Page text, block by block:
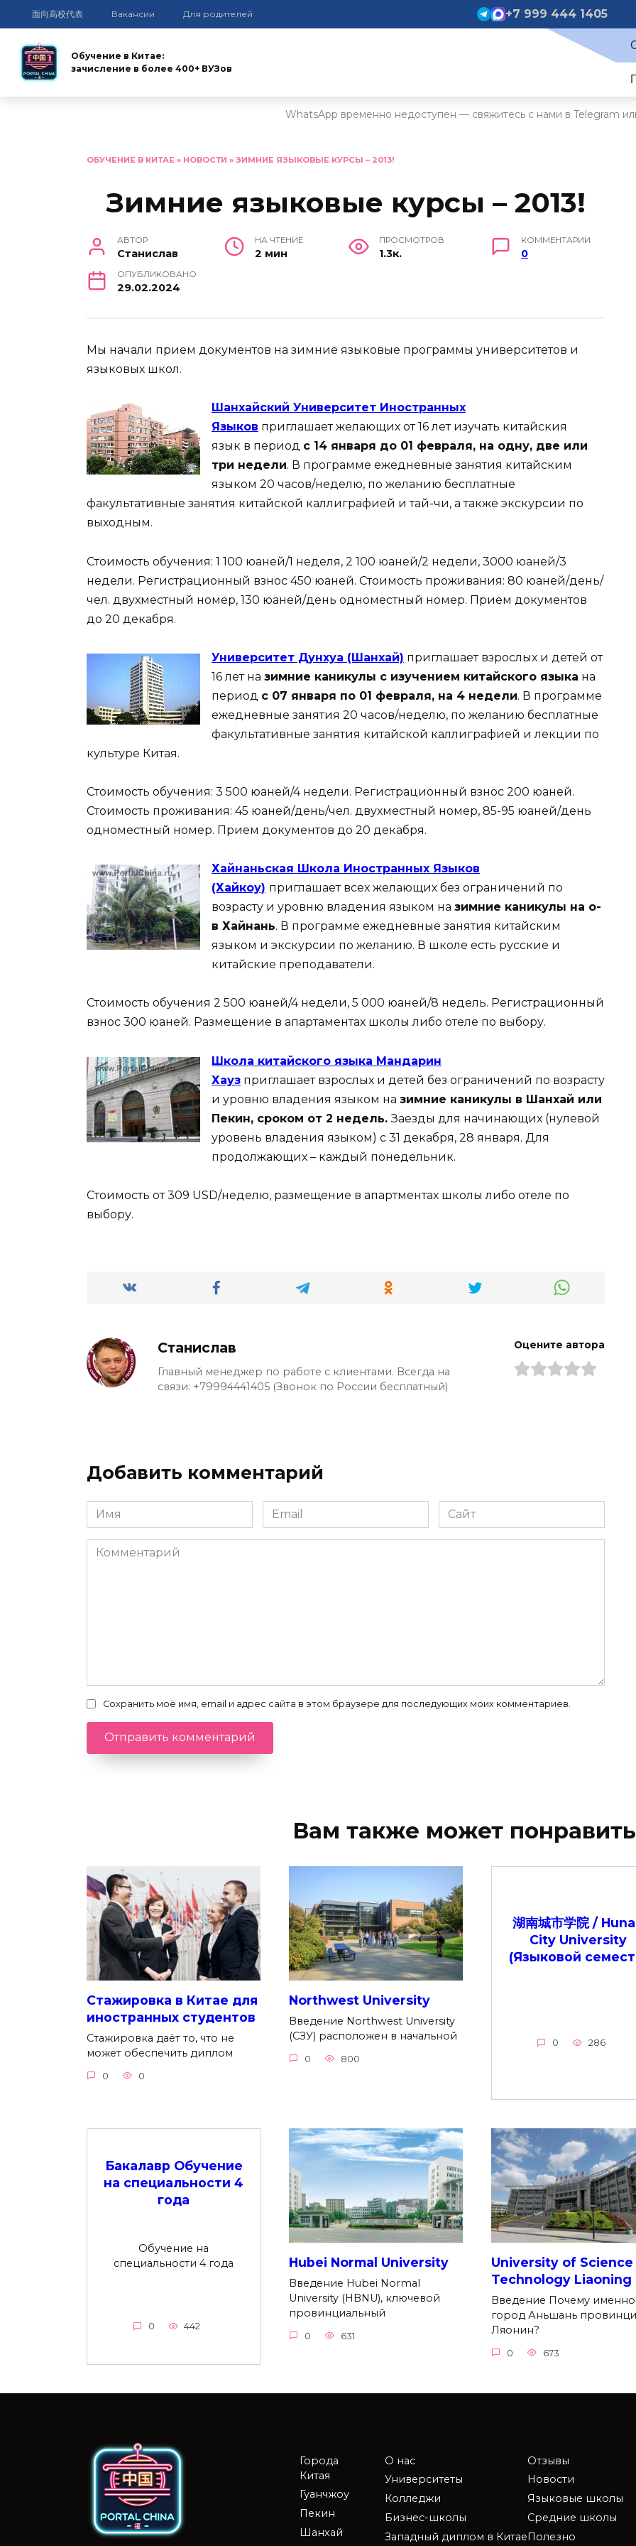
面向高校代表 Вакансии Для родителей +7 999 444 1405
Обучение в Китае:
зачисление в более 400+ ВУЗов
WhatsApp временно недоступен — свяжитесь с нами в Telegram
ОБУЧЕНИЕ В КИТАЕ » НОВОСТИ » ЗИМНИЕ ЯЗЫКОВЫЕ КУРСЫ – 2013!
Зимние языковые курсы – 2013!
АВТОР
Станислав
НА ЧТЕНИЕ
2 мин
ПРОСМОТРОВ
1.3к.
КОММЕНТАРИИ
0
ОПУБЛИКОВАНО
29.02.2024
Мы начали прием документов на зимние языковые программы университетов и
языковых школ.
Шанхайский Университет Иностранных
Языков приглашает желающих от 16 лет изучать китайския
язык в период с 14 января до 01 февраля, на одну, две или
три недели. В программе ежедневные занятия китайским
языком 20 часов/неделю, по желанию бесплатные
факультативные занятия китайской каллиграфией и тай-чи, а также экскурсии по
выходным.
Стоимость обучения: 1 100 юаней/1 неделя, 2 100 юаней/2 недели, 3000 юаней/3
недели. Регистрационный взнос 450 юаней. Стоимость проживания: 80 юаней/день/
чел. двухместный номер, 130 юаней/день одноместный номер. Прием документов
до 20 декабря.
Университет Дунхуа (Шанхай) приглашает взрослых и детей от
16 лет на зимние каникулы с изучением китайского языка на
период с 07 января по 01 февраля, на 4 недели. В программе
ежедневные занятия 20 часов/неделю, по желанию бесплатные
факультативные занятия китайской каллиграфией и лекции по
культуре Китая.
Стоимость обучения: 3 500 юаней/4 недели. Регистрационный взнос 200 юаней.
Стоимость проживания: 45 юаней/день/чел. двухместный номер, 85-95 юаней/день
одноместный номер. Прием документов до 20 декабря.
Хайнаньская Школа Иностранных Языков
(Хайкоу) приглашает всех желающих без ограничений по
возрасту и уровню владения языком на зимние каникулы на о-
в Хайнань. В программе ежедневные занятия китайским
языком и экскурсии по желанию. В школе есть русские и
китайские преподаватели.
Стоимость обучения 2 500 юаней/4 недели, 5 000 юаней/8 недель. Регистрационный
взнос 300 юаней. Размещение в апартаментах школы либо отеле по выбору.
Школа китайского языка Мандарин
Хауз приглашает взрослых и детей без ограничений по возрасту
и уровню владения языком на зимние каникулы в Шанхай или
Пекин, сроком от 2 недель.Заезды для начинающих (нулевой
уровень владения языком) с 31 декабря, 28 января. Для
продолжающих – каждый понедельник.
Стоимость от 309 USD/неделю, размещение в апартментах школы либо отеле по
выбору.
Станислав
Главный менеджер по работе с клиентами. Всегда на
связи: +79994441405 (Звонок по России бесплатный)
Оцените автора
Добавить комментарий
Имя
*
Email
*
Сайт
Комментарий
Сохранить моё имя, email и адрес сайта в этом браузере для последующих моих комментариев.
Вам также может
Стажировка в Китае для
иностранных студентов
Стажировка даёт то, что не
может обеспечить диплом
0 0
Northwest University
Введение Northwest University
(СЗУ) расположен в начальной
0 800
湖南城市学院 /
City University
(Языковой
0 286
Бакалавр Обучение
на специальности 4
года
Обучение на
специальности 4 года
0 442
Hubei Normal University
Введение Hubei Normal
University (HBNU), ключевой
провинциальный
0 631
University of Science
Technology Liaoning
Введение Почему именно
город Аньшань
Ляонин?
0 673
Города
Китая
Гуанчжоу
Пекин
Шанхай
О нас
Университеты
Колледжи
Бизнес-школы
Западный диплом в Китае
Отзывы
Новости
Языковые школы
Средние школы
Полезно